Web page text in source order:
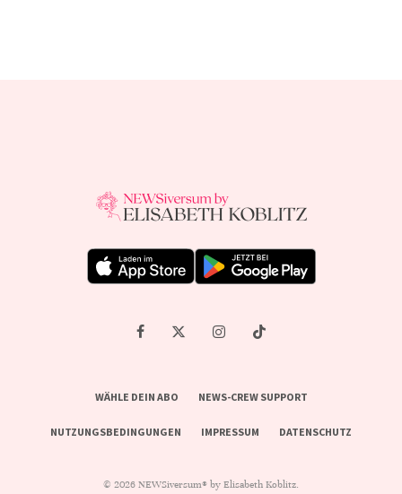
WÄHLE DEIN ABO NEWS-CREW SUPPORT
NUTZUNGSBEDINGUNGEN IMPRESSUM DATENSCHUTZ
© 2026 NEWSiversum® by Elisabeth Koblitz.